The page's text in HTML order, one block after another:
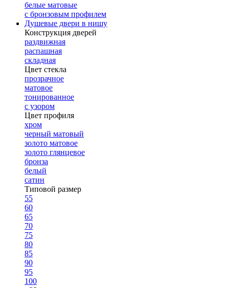
белые матовые
с бронзовым профилем
Душевые двери в нишу
Конструкция дверей
раздвижная
распашная
складная
Цвет стекла
прозрачное
матовое
тонированное
с узором
Цвет профиля
хром
черный матовый
золото матовое
золото глянцевое
бронза
белый
сатин
Типовой размер
55
60
65
70
75
80
85
90
95
100